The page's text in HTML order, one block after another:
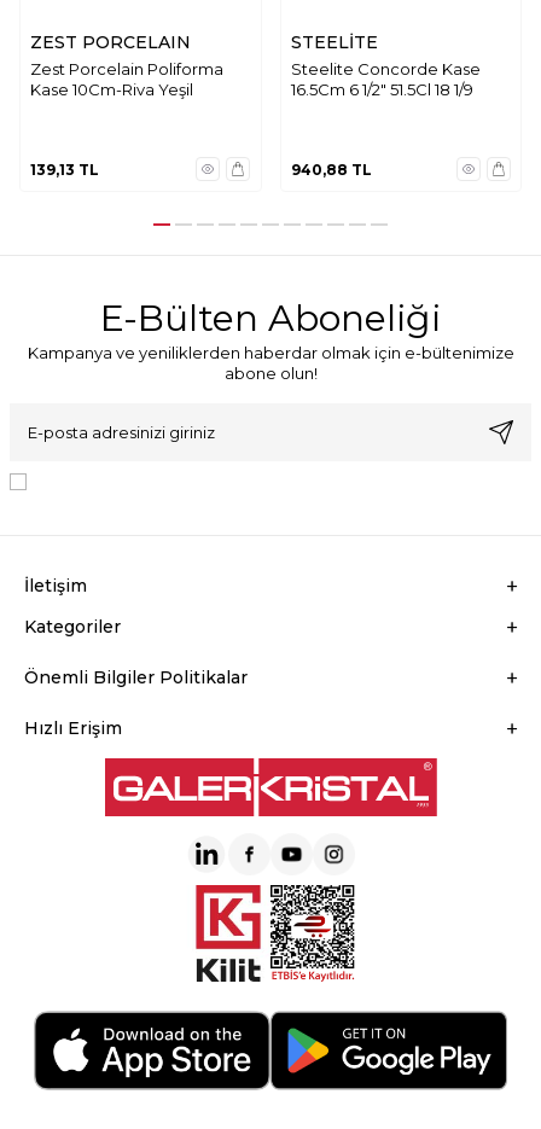
ZEST PORCELAIN
Zest Porcelain Poliforma
Kase 10Cm-Riva Yeşil
139,13 TL
STEELİTE
Steelite Concorde Kase
16.5Cm 6 1/2" 51.5Cl 18 1/9
940,88 TL
E-Bülten Aboneliği
Kampanya ve yeniliklerden haberdar olmak için e-bültenimize
abone olun!
İletişim
Kategoriler
Önemli Bilgiler Politikalar
Hızlı Erişim